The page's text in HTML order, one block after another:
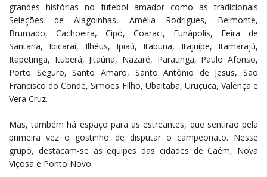
grandes histórias no futebol amador como as tradicionais
Seleções de Alagoinhas, Amélia Rodrigues, Belmonte,
Brumado, Cachoeira, Cipó, Coaraci, Eunápolis, Feira de
Santana, Ibicaraí, Ilhéus, Ipiaú, Itabuna, Itajuípe, Itamarajú,
Itapetinga, Ituberá, Jitaúna, Nazaré, Paratinga, Paulo Afonso,
Porto Seguro, Santo Amaro, Santo Antônio de Jesus, São
Francisco do Conde, Simões Filho, Ubaitaba, Uruçuca, Valença e
Vera Cruz.
Mas, também há espaço para as estreantes, que sentirão pela
primeira vez o gostinho de disputar o campeonato. Nesse
grupo, destacam-se as equipes das cidades de Caém, Nova
Viçosa e Ponto Novo.